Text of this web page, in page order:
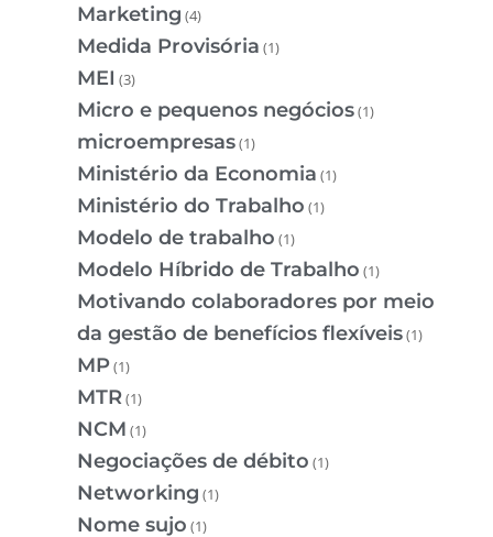
Marketing (4)
Medida Provisória (1)
MEI (3)
Micro e pequenos negócios(1)
microempresas(1)
Ministério da Economia (1)
Ministério do Trabalho (1)
Modelo de trabalho (1)
Modelo Híbrido de Trabalho (1)
Motivando colaboradores por meio
da gestão de benefícios flexíveis(1)
MP(1)
MTR(1)
NCM (1)
Negociações de débito (1)
Networking (1)
Nome sujo (1)